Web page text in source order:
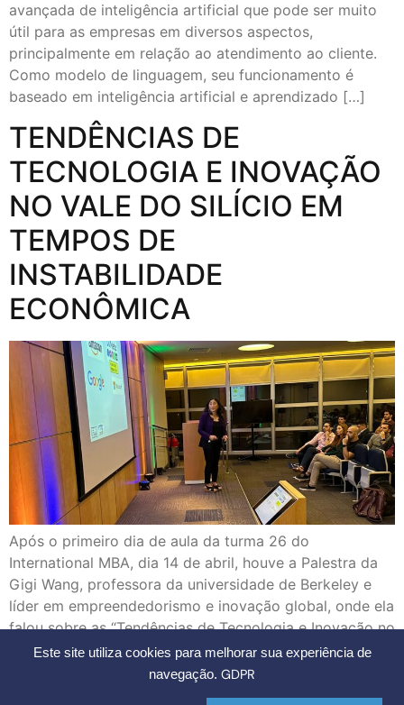
Este site utiliza cookies para melhorar sua experiência de
navegação. GDPR
avançada de inteligência artificial que pode ser muito
útil para as empresas em diversos aspectos,
principalmente em relação ao atendimento ao cliente.
Como modelo de linguagem, seu funcionamento é
baseado em inteligência artificial e aprendizado […]
TENDÊNCIAS DE
TECNOLOGIA E INOVAÇÃO
NO VALE DO SILÍCIO EM
TEMPOS DE
INSTABILIDADE
ECONÔMICA
Após o primeiro dia de aula da turma 26 do
International MBA, dia 14 de abril, houve a Palestra da
Gigi Wang, professora da universidade de Berkeley e
líder em empreendedorismo e inovação global, onde ela
falou sobre as “Tendências de Tecnologia e Inovação no
Vale do Silício em Tempos de Instabilidade Econômica”,